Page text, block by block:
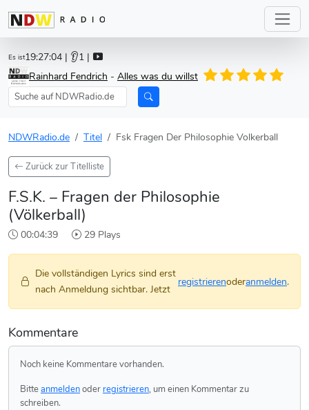
Es ist19:27:04 | 👂1 |
Rainhard Fendrich - Alles was du willst
NDWRadio.de Titel Fsk Fragen Der Philosophie Volkerball
Zurück zur Titelliste
F.S.K. – Fragen der Philosophie
(Völkerball)
00:04:39 29 Plays
Die vollständigen Lyrics sind erst
nach Anmeldung sichtbar. Jetzt
registrierenoderanmelden.
Kommentare
Noch keine Kommentare vorhanden.
Bitteanmeldenoder registrieren, um einen Kommentar zu
schreiben.